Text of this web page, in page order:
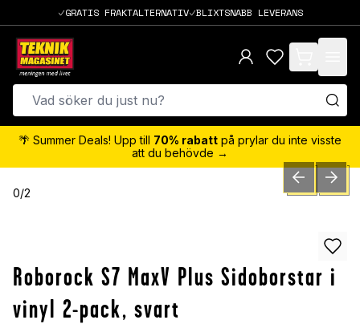
GRATIS FRAKTALTERNATIV BLIXTSNABB LEVERANS
items in cart,
🌴 Summer Deals! Upp till 70% rabatt på prylar du inte visste
att du behövde →
0/2 PREVIOUSNEXT
Roborock S7 MaxV Plus Sidoborstar i
vinyl 2-pack, svart